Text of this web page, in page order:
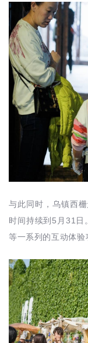
与此同时，乌镇西
时间持续到5月31日
等一系列的互动体验